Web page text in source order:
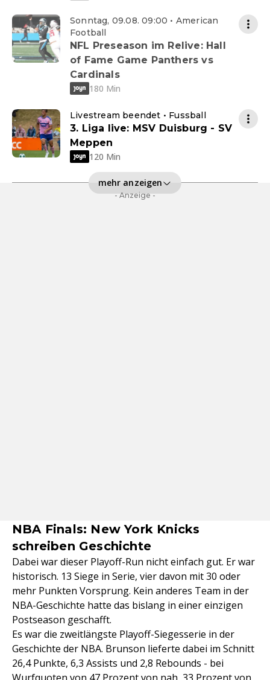
Sonntag, 09.08. 09:00 • American
Football
NFL Preseason im Relive: Hall
of Fame Game Panthers vs
Cardinals
180 Min
Livestream beendet • Fussball
3. Liga live: MSV Duisburg - SV
Meppen
120 Min
mehr anzeigen
- Anzeige -
NBA Finals: New York Knicks
schreiben Geschichte
Dabei war dieser Playoff-Run nicht einfach gut. Er war
historisch. 13 Siege in Serie, vier davon mit 30 oder
mehr Punkten Vorsprung. Kein anderes Team in der
NBA-Geschichte hatte das bislang in einer einzigen
Postseason geschafft.
Es war die zweitlängste Playoff-Siegesserie in der
Geschichte der NBA. Brunson lieferte dabei im Schnitt
26,4 Punkte, 6,3 Assists und 2,8 Rebounds - bei